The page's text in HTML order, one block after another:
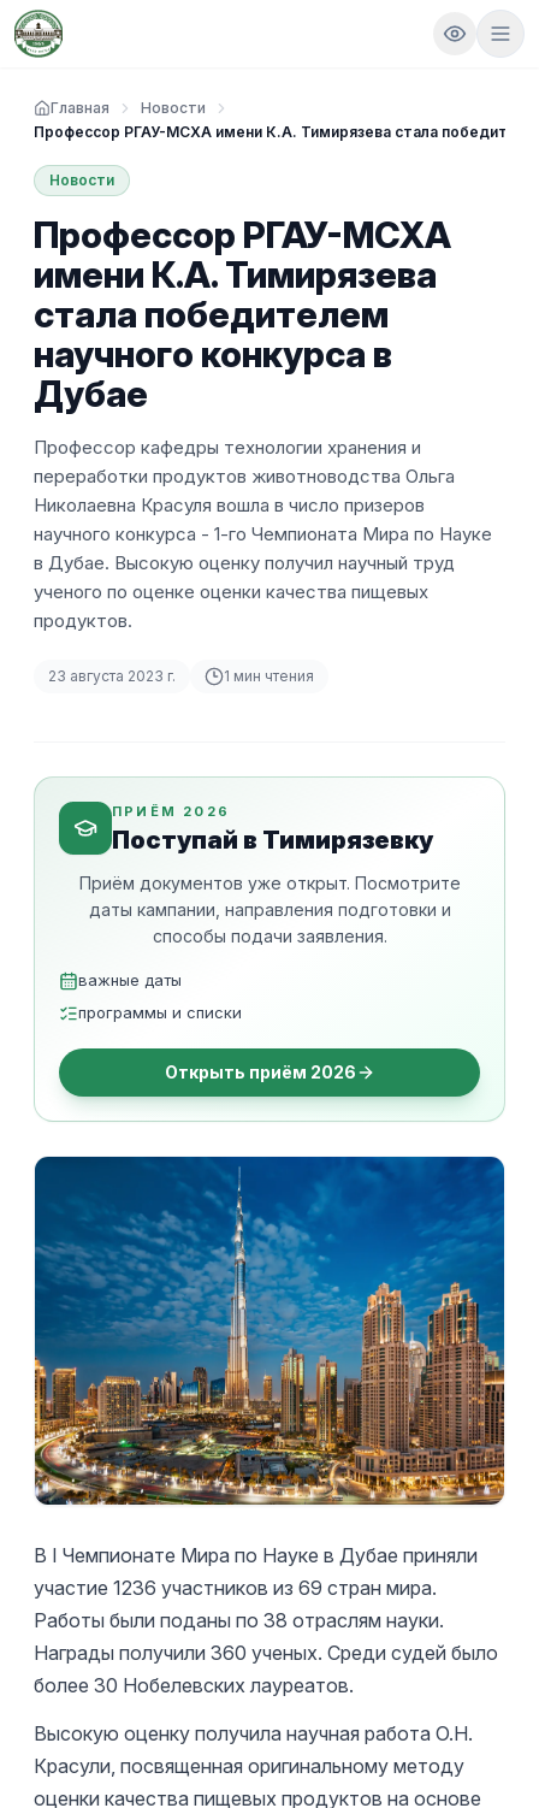
Главная
Новости
Профессор РГАУ-МСХА имени К.А. Тимирязева стала
Новости
Профессор РГАУ-МСХА
имени К.А. Тимирязева
стала победителем
научного конкурса в
Дубае
Профессор кафедры технологии хранения и
переработки продуктов животноводства Ольга
Николаевна Красуля вошла в число призеров
научного конкурса - 1-го Чемпионата Мира по Науке
в Дубае. Высокую оценку получил научный труд
ученого по оценке оценки качества пищевых
продуктов.
23 августа 2023 г. 1 мин чтения
ПРИЁМ 2026
Поступай в Тимирязевку
Приём документов уже открыт. Посмотрите
даты кампании, направления подготовки и
способы подачи заявления.
важные даты
программы и списки
Открыть приём 2026
В I Чемпионате Мира по Науке в Дубае приняли
участие 1236 участников из 69 стран мира.
Работы были поданы по 38 отраслям науки.
Награды получили 360 ученых. Среди судей было
более 30 Нобелевских лауреатов.
Высокую оценку получила научная работа О.Н.
Красули, посвященная оригинальному методу
оценки качества пищевых продуктов на основе